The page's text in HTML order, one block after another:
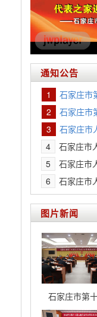
通知公告
1
石家庄市
2
石家庄市
3
石家庄市
4
石家庄市
5
石家庄市
6
石家庄市
图片新闻
石家庄市第